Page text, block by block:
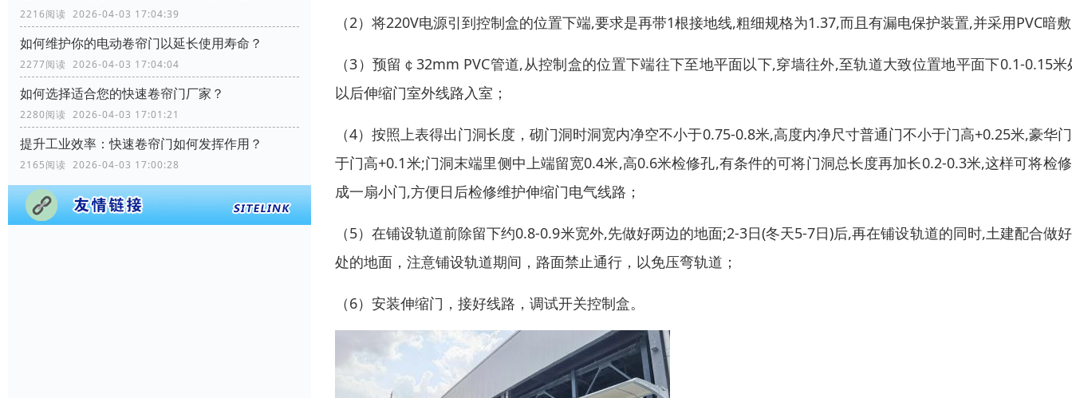
2216阅读 2026-04-03 17:04:39
如何维护你的电动卷帘门以延长使用寿命？
2277阅读 2026-04-03 17:04:04
如何选择适合您的快速卷帘门厂家？
2280阅读 2026-04-03 17:01:21
提升工业效率：快速卷帘门如何发挥作用？
2165阅读 2026-04-03 17:00:28
（2）将220V电源引到控制盒的位置下端,要求是再带1根接地线,粗细规格为1.37,而且有漏电保护装置,并采用PVC暗
（3）预留￠32mm PVC管道,从控制盒的位置下端往下至地平面以下,穿墙往外,至轨道大致位置地平面下0.1-0.15米
以后伸缩门室外线路入室；
（4）按照上表得出门洞长度，砌门洞时洞宽内净空不小于0.75-0.8米,高度内净尺寸普通门不小于门高+0.25米,豪华
于门高+0.1米;门洞末端里侧中上端留宽0.4米,高0.6米检修孔,有条件的可将门洞总长度再加长0.2-0.3米,这样可将检
成一扇小门,方便日后检修维护伸缩门电气线路；
（5）在铺设轨道前除留下约0.8-0.9米宽外,先做好两边的地面;2-3日(冬天5-7日)后,再在铺设轨道的同时,土建配合做
处的地面，注意铺设轨道期间，路面禁止通行，以免压弯轨道；
（6）安装伸缩门，接好线路，调试开关控制盒。